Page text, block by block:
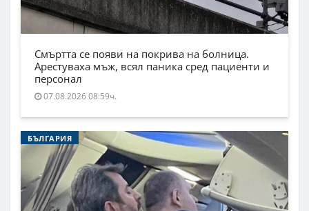
Смъртта се появи на покрива на болница.
Арестуваха мъж, всял паника сред пациенти и
персонал
07.08.2026 08:59ч.
БЪЛГАРИЯ